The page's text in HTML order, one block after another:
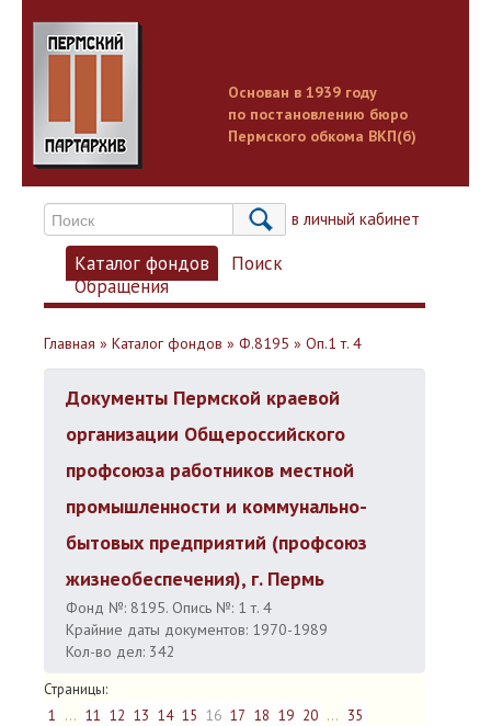
Основан в 1939 году
по постановлению бюро
Пермского обкома ВКП(б)
Вход в личный кабинет
Каталог фондов
Поиск
Обращения
Главная » Каталог фондов » Ф.8195 » Оп.1 т. 4
Документы Пермской краевой
организации Общероссийского
профсоюза работников местной
промышленности и коммунально-
бытовых предприятий (профсоюз
жизнеобеспечения), г. Пермь
Фонд №: 8195. Опись №: 1 т. 4
Крайние даты документов: 1970-1989
Кол-во дел: 342
Страницы:
1 ... 11 12 13 14 15 16 17 18 19 20 ... 35